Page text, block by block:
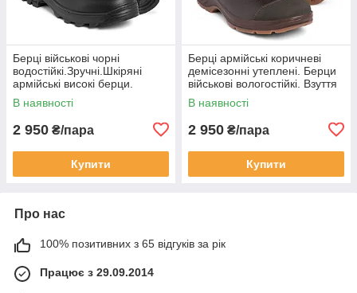
Берці військові чорні
водостійкі.Зручні.Шкіряні
армійські високі берци.
Якісна мембрана
В наявності
2 950 ₴/пара
Купити
Берці армійські коричневі
демісезонні утеплені. Берци
військові вологостійкі. Взуття
якісне шкіряне для ЗСУ.
WOLForiginal
В наявності
2 950 ₴/пара
Купити
Про нас
100% позитивних з 65 відгуків за рік
Працює з 29.09.2014